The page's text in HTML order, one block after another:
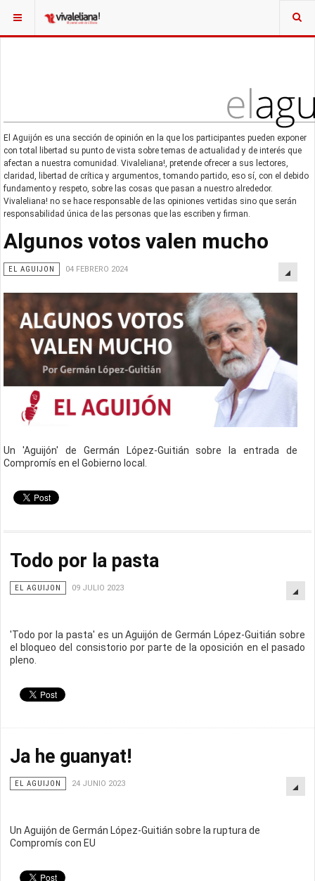
El Aguijón es una sección de opinión en la que los participantes pueden exponer
con total libertad su punto de vista sobre temas de actualidad y de interés que
afectan a nuestra comunidad. Vivaleliana!, pretende ofrecer a sus lectores,
claridad, libertad de crítica y argumentos, tomando partido, eso sí, con el debido
fundamento y respeto, sobre las cosas que pasan a nuestro alrededor.
Vivaleliana! no se hace responsable de las opiniones vertidas sino que serán
responsabilidad única de las personas que las escriben y firman.
Algunos votos valen mucho
EL AGUIJON 04 FEBRERO 2024
Un 'Aguijón' de Germán López-Guitián sobre la entrada de
Compromís en el Gobierno local.
Todo por la pasta
EL AGUIJON 09 JULIO 2023
'Todo por la pasta' es un Aguijón de Germán López-Guitián sobre
el bloqueo del consistorio por parte de la oposición en el pasado
pleno.
Ja he guanyat!
EL AGUIJON 24 JUNIO 2023
Un Aguijón de Germán López-Guitián sobre la ruptura de
Compromís con EU